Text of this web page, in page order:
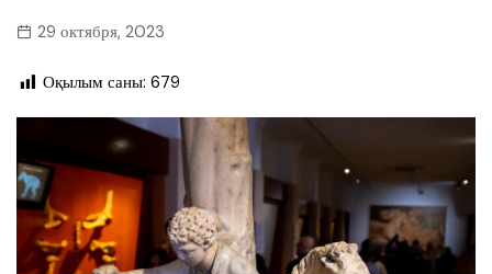
29 октября, 2023
Оқылым саны: 679